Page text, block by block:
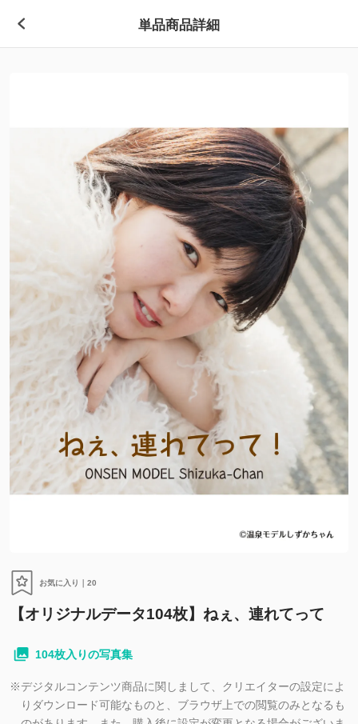
単品商品詳細
お気に入り｜ 20
【オリジナルデータ104枚】ねぇ、連れてって
104枚入りの写真集
※デジタルコンテンツ商品に関しまして、クリエイターの設定によ
りダウンロード可能なものと、ブラウザ上での閲覧のみとなるも